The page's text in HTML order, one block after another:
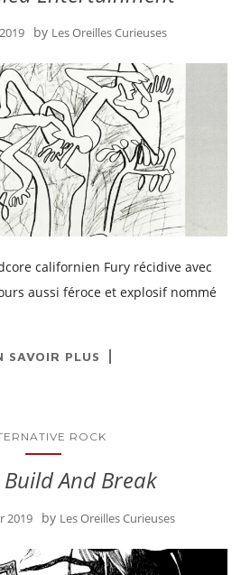
by Les Oreilles Curieuses
californien Fury récidive avec
aussi féroce et explosif nommé
SAVOIR PLUS
ROCK
Build And Break
2019 by Les Oreilles Curieuses